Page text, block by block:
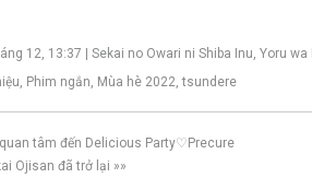
12, 13:37 | Sekai no Owari ni Shiba Inu, Yoru
Phim ngắn, Mùa hè 2022, tsundere
tâm đến Delicious Party♡Precure
Ojisan đã trở lại »»